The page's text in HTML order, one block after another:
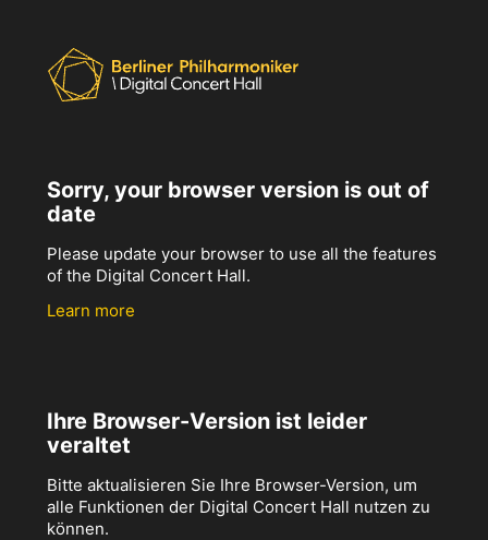
Sorry, your browser version is out of
date
Please update your browser to use all the features
of the Digital Concert Hall.
Learn more
Ihre Browser-Version ist leider
veraltet
Bitte aktualisieren Sie Ihre Browser-Version, um
alle Funktionen der Digital Concert Hall nutzen zu
können.